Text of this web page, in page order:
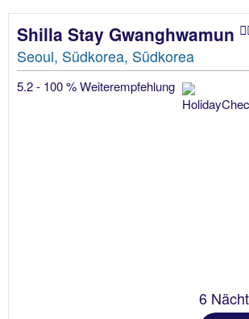
Shilla Stay Gwanghwamun
Seoul, Südkorea, Südkorea
5.2 - 100 % Weiterempfehlung
6